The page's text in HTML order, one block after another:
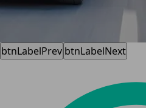
btnLabelPrev btnLabelNext